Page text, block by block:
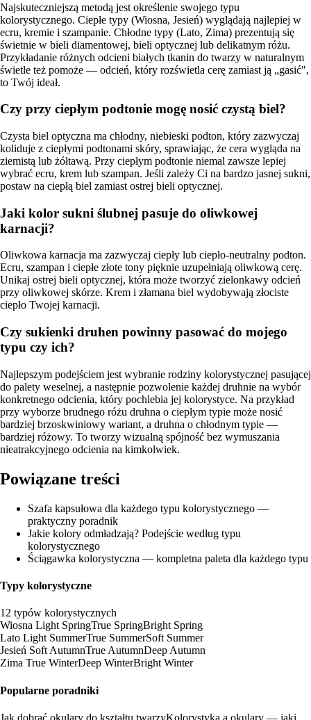
Najskuteczniejszą metodą jest określenie swojego typu
kolorystycznego. Ciepłe typy (Wiosna, Jesień) wyglądają najlepiej w
ecru, kremie i szampanie. Chłodne typy (Lato, Zima) prezentują się
świetnie w bieli diamentowej, bieli optycznej lub delikatnym różu.
Przykładanie różnych odcieni białych tkanin do twarzy w naturalnym
świetle też pomoże — odcień, który rozświetla cerę zamiast ją „gasić",
to Twój ideał.
Czy przy ciepłym podtonie mogę nosić czystą biel?
Czysta biel optyczna ma chłodny, niebieski podton, który zazwyczaj
koliduje z ciepłymi podtonami skóry, sprawiając, że cera wygląda na
ziemistą lub żółtawą. Przy ciepłym podtonie niemal zawsze lepiej
wybrać ecru, krem lub szampan. Jeśli zależy Ci na bardzo jasnej sukni,
postaw na ciepłą biel zamiast ostrej bieli optycznej.
Jaki kolor sukni ślubnej pasuje do oliwkowej
karnacji?
Oliwkowa karnacja ma zazwyczaj ciepły lub ciepło-neutralny podton.
Ecru, szampan i ciepłe złote tony pięknie uzupełniają oliwkową cerę.
Unikaj ostrej bieli optycznej, która może tworzyć zielonkawy odcień
przy oliwkowej skórze. Krem i złamana biel wydobywają złociste
ciepło Twojej karnacji.
Czy sukienki druhen powinny pasować do mojego
typu czy ich?
Najlepszym podejściem jest wybranie rodziny kolorystycznej pasującej
do palety weselnej, a następnie pozwolenie każdej druhnie na wybór
konkretnego odcienia, który pochlebia jej kolorystyce. Na przykład
przy wyborze brudnego różu druhna o ciepłym typie może nosić
bardziej brzoskwiniowy wariant, a druhna o chłodnym typie —
bardziej różowy. To tworzy wizualną spójność bez wymuszania
nieatrakcyjnego odcienia na kimkolwiek.
Powiązane treści
Szafa kapsułowa dla każdego typu kolorystycznego —
praktyczny poradnik
Jakie kolory odmładzają? Podejście według typu
kolorystycznego
Ściągawka kolorystyczna — kompletna paleta dla każdego typu
Typy kolorystyczne
12 typów kolorystycznych
Wiosna Light SpringTrue SpringBright Spring
Lato Light SummerTrue SummerSoft Summer
Jesień Soft AutumnTrue AutumnDeep Autumn
Zima True WinterDeep WinterBright Winter
Popularne poradniki
Jak dobrać okulary do kształtu twarzyKolorystyka a okulary — jaki